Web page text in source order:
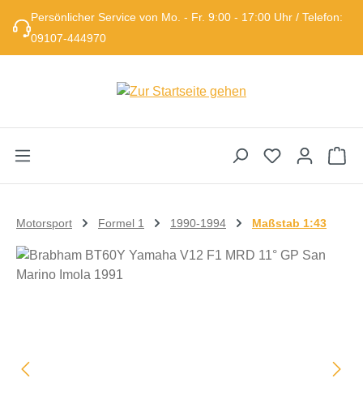
Zum Hauptinhalt springen
Persönlicher Service von Mo. - Fr. 9:00 - 17:00 Uhr / Telefon:
09107-444970
Motorsport Formel 1 1990-1994 Maßstab 1:43
Bildergalerie überspringen